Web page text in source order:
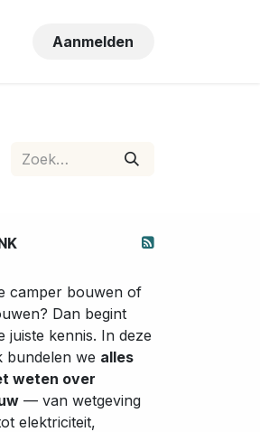
Aanmelden
camper bouwen of
Dan begint
juiste kennis. In deze
bundelen we alles
weten over
— van wetgeving
elektriciteit,